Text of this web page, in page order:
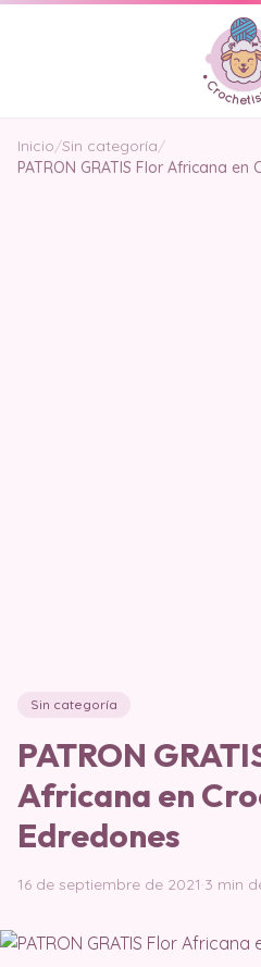
Inicio/Sin categoría/
PATRON GRATIS Flor Africana
Sin categoría
PATRON
Africana en
Edredones
16 de septiembre de 2021·3 min